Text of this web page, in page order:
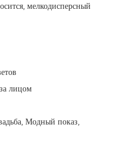
мелкодисперсный
лицом
Модный показ,